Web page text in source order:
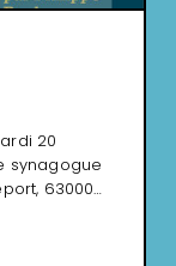
20
synagogue
63000…